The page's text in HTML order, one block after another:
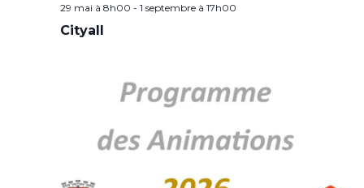
29 mai à 8h00 - 1 septembre à 17h00
Cityall